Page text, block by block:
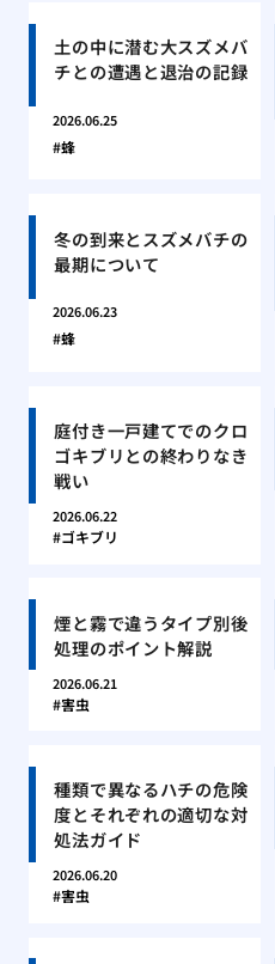
土の中に潜む大スズメバ
チとの遭遇と退治の記録
2026.06.25
蜂
冬の到来とスズメバチの
最期について
2026.06.23
蜂
庭付き一戸建てでのクロ
ゴキブリとの終わりなき
戦い
2026.06.22
ゴキブリ
煙と霧で違うタイプ別後
処理のポイント解説
2026.06.21
害虫
種類で異なるハチの危険
度とそれぞれの適切な対
処法ガイド
2026.06.20
害虫